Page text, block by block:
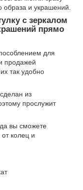
образа и украшений.
с зеркалом
прямо
для
продажей
так удобно
из
прослужит
вы сможете
колец и